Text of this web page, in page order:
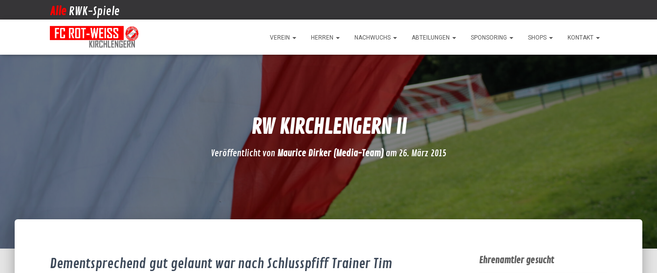
Alle RWK-Spiele
VEREIN HERREN NACHWUCHS ABTEILUNGEN SPONSORING SHOPS KONTAKT
RW KIRCHLENGERN II
Veröffentlicht von Maurice Dirker (Media-Team)am26. März 2015
Dementsprechend gut gelaunt war nach Schlusspfiff Trainer Tim
Ehrenamtler gesucht